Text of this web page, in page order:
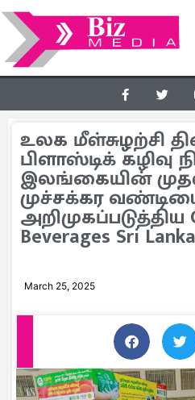
உலக மீள்சுழற்சி
பிளாஸ்டிக் கழிவு
இலங்கையின்
முச்சக்கர
அறிமுகப்படுத்திய
Beverages Sri Lanka
March 25, 2025